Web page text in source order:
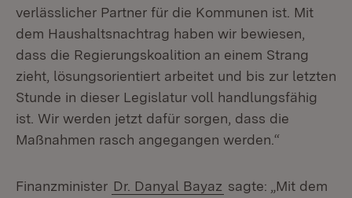
verlässlicher Partner für die Kommunen ist. Mit
dem Haushaltsnachtrag haben wir bewiesen,
dass die Regierungskoalition an einem Strang
zieht, lösungsorientiert arbeitet und bis zur letzten
Stunde in dieser Legislatur voll handlungsfähig
ist. Wir werden jetzt dafür sorgen, dass die
Maßnahmen rasch angegangen werden.“
Finanzminister Dr. Danyal Bayaz sagte: „Mit dem